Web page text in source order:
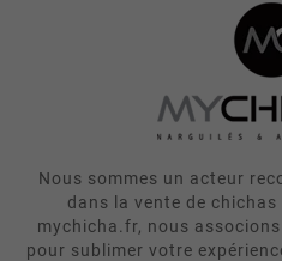
Nous sommes un acteur
dans la vente de
mychicha.fr, nous
pour sublimer votre